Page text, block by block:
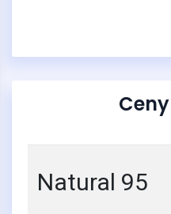
Natural 95